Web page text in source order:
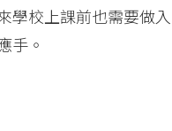
學校上課前也需要做入
手。